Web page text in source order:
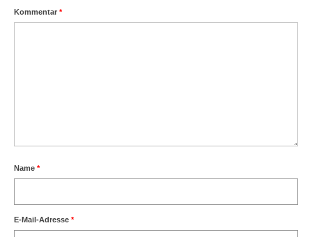
Kommentar *
Name *
E-Mail-Adresse *